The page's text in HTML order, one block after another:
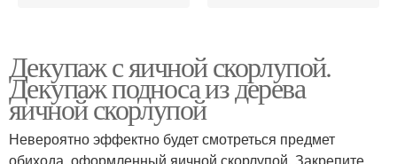
Декупаж с яичной скорлупой.
Декупаж подноса из дерева
яичной скорлупой
Невероятно эффектно будет смотреться предмет